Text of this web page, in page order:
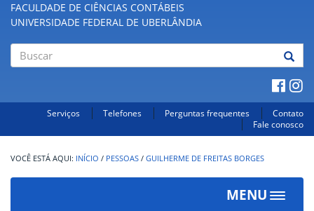
FACULDADE DE CIÊNCIAS CONTÁBEIS
UNIVERSIDADE FEDERAL DE UBERLÂNDIA
Serviços Telefones Perguntas frequentes
Contato
Fale conosco
INÍCIO / PESSOAS / GUILHERME DE FREITAS BORGES
MENU
Toggle